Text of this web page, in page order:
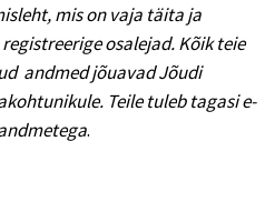
mis on vaja täita ja
osalejad. Kõik teie
andmed jõuavad Jõudi
Teile tuleb tagasi e-
.